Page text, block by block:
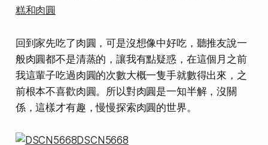
回到家先吃了肉圓，可是沒想像中好吃，聽推友說一
般肉圓都不是清蒸的，讓我有點疑惑，在這個月之前
我這輩子吃過肉圓的次數大概一隻手就數得出來，之
前根本不喜歡肉圓。所以對肉圓是一知半解，沒關
係，這樣才有趣，慢慢探索肉圓的世界。